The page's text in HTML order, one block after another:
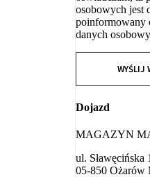
osobowych jest
poinformowany
danych
WYŚLIJ
Dojazd
MAGAZYN
ul. Sławęcińska
05-850 Ożarów